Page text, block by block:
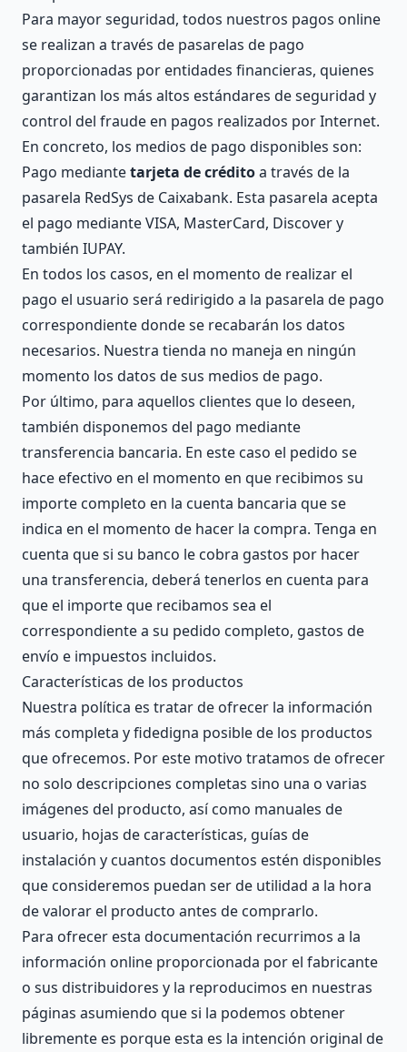
Para mayor seguridad, todos nuestros pagos online
se realizan a través de pasarelas de pago
proporcionadas por entidades financieras, quienes
garantizan los más altos estándares de seguridad y
control del fraude en pagos realizados por Internet.
En concreto, los medios de pago disponibles son:
Pago mediantetarjeta de créditoa través de la
pasarela RedSys de Caixabank. Esta pasarela acepta
el pago mediante VISA, MasterCard, Discover y
también IUPAY.
En todos los casos, en el momento de realizar el
pago el usuario será redirigido a la pasarela de pago
correspondiente donde se recabarán los datos
necesarios. Nuestra tienda no maneja en ningún
momento los datos de sus medios de pago.
Por último, para aquellos clientes que lo deseen,
también disponemos del pago mediante
transferencia bancaria. En este caso el pedido se
hace efectivo en el momento en que recibimos su
importe completo en la cuenta bancaria que se
indica en el momento de hacer la compra. Tenga en
cuenta que si su banco le cobra gastos por hacer
una transferencia, deberá tenerlos en cuenta para
que el importe que recibamos sea el
correspondiente a su pedido completo, gastos de
envío e impuestos incluidos.
Características de los productos
Nuestra política es tratar de ofrecer la información
más completa y fidedigna posible de los productos
que ofrecemos. Por este motivo tratamos de ofrecer
no solo descripciones completas sino una o varias
imágenes del producto, así como manuales de
usuario, hojas de características, guías de
instalación y cuantos documentos estén disponibles
que consideremos puedan ser de utilidad a la hora
de valorar el producto antes de comprarlo.
Para ofrecer esta documentación recurrimos a la
información online proporcionada por el fabricante
o sus distribuidores y la reproducimos en nuestras
páginas asumiendo que si la podemos obtener
libremente es porque esta es la intención original de